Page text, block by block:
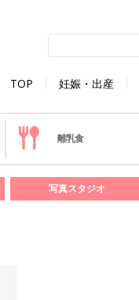
TOP 妊娠・出産
離乳食
写真スタジオ